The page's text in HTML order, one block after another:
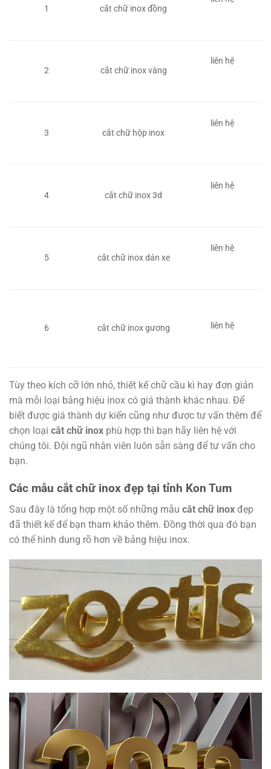
1 cắt chữ inox đồng
2 cắt chữ inox vàng
liên hệ
3 cắt chữ hộp inox
liên hệ
4 cắt chữ inox 3d
liên hệ
5 cắt chữ inox dán xe
liên hệ
6 cắt chữ inox gương liên hệ
Tùy theo kích cỡ lớn nhỏ, thiết kế chữ cầu kì hay đơn giản
mà mỗi loại bảng hiệu inox có giá thành khác nhau. Để
biết được giá thành dự kiến cũng như được tư vấn thêm để
chọn loại cắt chữ inox phù hợp thì bạn hãy liên hệ với
chúng tôi. Đội ngũ nhân viên luôn sẵn sàng để tư vấn cho
bạn.
Các mẫu cắt chữ inox đẹp tại tỉnh Kon Tum
Sau đây là tổng hợp một số những mẫu cắt chữ inox đẹp
đã thiết kế để bạn tham khảo thêm. Đồng thời qua đó bạn
có thể hình dung rõ hơn về bảng hiệu inox.